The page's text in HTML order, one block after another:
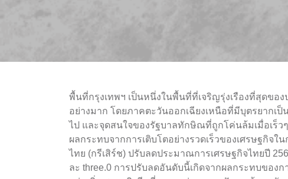
พื้นที่กรุงเทพฯ เป็นหนึ่งในพื้นที่ที่เจริญรุ่งเรืองที่สุดขอ
อย่างมาก โดยภาคตะวันออกเฉียงเหนือที่มีบุตรยาก
ไป และจุดสนใจของรัฐบาลทักษิณที่ถูกโค่นล้มเมื่อเร็
ผลกระทบจากการเติบโตอย่างรวดเร็วของเศรษฐกิจ
ไทย (กรีเสิร์ช) ปรับลดประมาณการเศรษฐกิจไทยปี
ละ three.0 การปรับลดอันดับนี้เกิดจากผลกระทบของ